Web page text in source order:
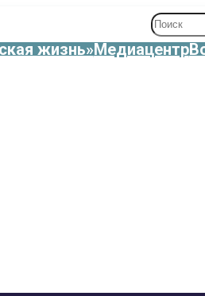
Поиск
жизнь»Медиацентр